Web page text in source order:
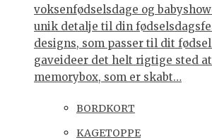
voksenfødselsdage og
unik detalje til din
designs, som passer til dit
gaveideer det helt rigtige sted
memorybox, som er skabt…
BORDKORT
KAGETOPPE